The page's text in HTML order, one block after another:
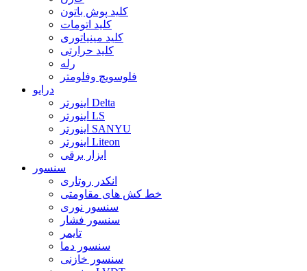
کلید پوش باتون
کلید اتومات
کلید مینیاتوری
کلید حرارتی
رله
فلوسویچ وفلومتر
درایو
اینورتر Delta
اینورتر LS
اینورتر SANYU
اینورتر Liteon
ابزار برقی
سنسور
انکدر روتاری
خط کش های مقاومتی
سنسور نوری
سنسور فشار
تایمر
سنسور دما
سنسور خازنی